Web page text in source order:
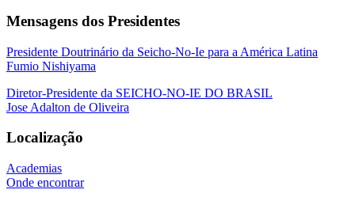
Mensagens dos Presidentes
Presidente Doutrinário da Seicho-No-Ie para a América Latina
Fumio Nishiyama
Diretor-Presidente da SEICHO-NO-IE DO BRASIL
Jose Adalton de Oliveira
Localização
Academias
Onde encontrar